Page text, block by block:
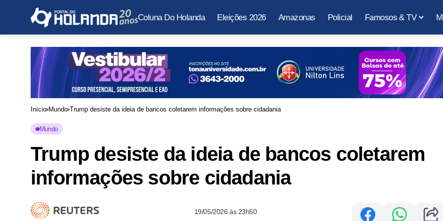
Coluna Do Holanda Eleições 2026 Amazonas Policial Famosos & TV
Início Mundo Trump desiste da ideia de bancos coletarem informações sobre cidadania
Mundo
Trump desiste da ideia de bancos coletarem
informações sobre cidadania
19/05/2026 às 23h50